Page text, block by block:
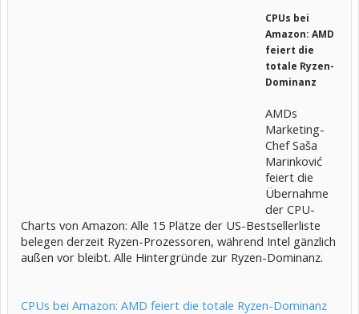
CPUs bei
Amazon: AMD
feiert die
totale Ryzen-
Dominanz
AMDs
Marketing-
Chef Saša
Marinković
feiert die
Übernahme
der CPU-
Charts von Amazon: Alle 15 Plätze der US-Bestsellerliste
belegen derzeit Ryzen-Prozessoren, während Intel gänzlich
außen vor bleibt. Alle Hintergründe zur Ryzen-Dominanz.
CPUs bei Amazon: AMD feiert die totale Ryzen-Dominanz